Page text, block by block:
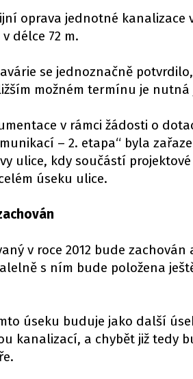
oprava jednotné kanalizace
délce 72 m.
se jednoznačně
možném termínu je
v rámci žádosti o
– 2. etapa“ byla
ulice, kdy součástí
úseku ulice.
v roce 2012 bude
s ním bude položena
úseku buduje jako další
kanalizací, a chybět již tedy